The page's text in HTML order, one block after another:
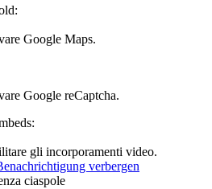
Google Maps.
Google reCaptcha.
gli incorporamenti video.
verbergen
ciaspole